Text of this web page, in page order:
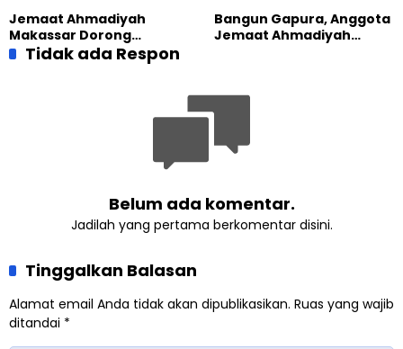
Masjid di Jemaat
Ahmadiyah Sukapura
Perkuat Kolaborasi Sosial
Jemaat Ahmadiyah
Makassar Dorong
Kesadaran Lingkungan
Lewat Edukasi Ekoteologi
Bangun Gapura, Anggota
Jemaat Ahmadiyah
Tidak ada Respon
Belum ada komentar.
Jadilah yang pertama berkomentar disini.
Tinggalkan Balasan
Alamat email Anda tidak akan dipublikasikan. Ruas yang wajib
ditandai *